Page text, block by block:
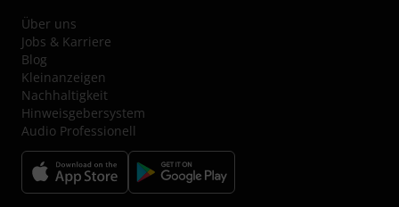
Über uns
Jobs & Karriere
Blog
Kleinanzeigen
Nachhaltigkeit
Hinweisgebersystem
Audio Professionell